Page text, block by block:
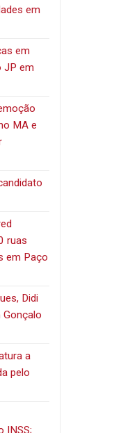
em
em
JP em
MA e
ruas
em Paço
Didi
Gonçalo
a
pelo
INSS;